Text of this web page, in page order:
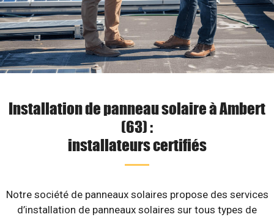
Installation de panneau solaire à Ambert
(63) :
installateurs certifiés
Notre société de panneaux solaires propose des services
d’installation de panneaux solaires sur tous types de